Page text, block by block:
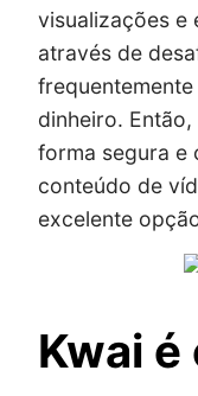
visualizações e
através de
dinheiro.
forma segura e
conteúdo de
excelente
Kwai